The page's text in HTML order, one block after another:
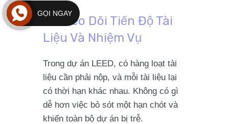
5.Theo Dõi Tiến Độ Tài
Liệu Và Nhiệm Vụ
Trong dự án LEED, có hàng loạt tài
liệu cần phải nộp, và mỗi tài liệu lại
có thời hạn khác nhau. Không có gì
dễ hơn việc bỏ sót một hạn chót và
khiến toàn bộ dự án bị trễ.
GỌI NGAY